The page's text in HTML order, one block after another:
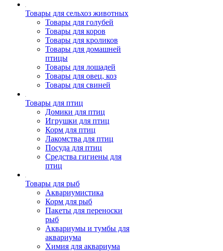
Товары для сельхоз животных
Товары для голубей
Товары для коров
Товары для кроликов
Товары для домашней
птицы
Товары для лошадей
Товары для овец, коз
Товары для свиней
Товары для птиц
Домики для птиц
Игрушки для птиц
Корм для птиц
Лакомства для птиц
Посуда для птиц
Средства гигиены для
птиц
Товары для рыб
Аквариумистика
Корм для рыб
Пакеты для переноски
рыб
Аквариумы и тумбы для
аквариума
Химия для аквариума